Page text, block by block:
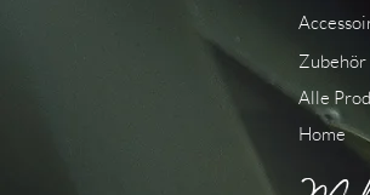
Zubehör
Alle
Home